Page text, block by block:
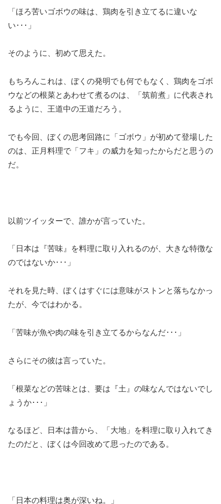
「ほろ苦いゴボウの味は、鶏肉を引き立てるに違いな
い･･･」
そのように、初めて思えた。
もちろんこれは、ぼくの発明でも何でもなく、鶏肉をゴボ
ウなどの根菜とあわせて煮るのは、「筑前煮」に代表され
るように、王道中の王道だろう。
でも今回、ぼくの思考回路に「ゴボウ」が初めて登場した
のは、正月料理で「フキ」の威力を知ったからだと思うの
だ。
以前ツイッターで、誰かが言っていた。
「日本は『苦味』を料理に取り入れるのが、大きな特徴な
のではないか･･･」
それを見た時、ぼくはすぐには意味がストンと落ちなかっ
たが、今ではわかる。
「苦味が魚や肉の味を引き立てるからなんだ･･･」
さらにその彼は言っていた。
「根菜などの苦味とは、要は『土』の味なんではないでし
ょうか･･･」
なるほど、日本は昔から、「大地」を料理に取り入れてき
たのだと、ぼくは今回改めて思ったのである。
「日本の料理は奥が深いね。」